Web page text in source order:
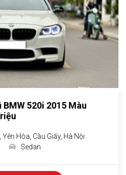
BMW 520i 2015 Màu
Hòa, Cầu Giấy, Hà Nội
Sedan